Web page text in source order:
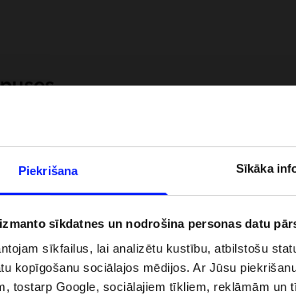
Piekrišana Sīkāka
sīkdatnes un nodrošina personas datu
sīkfailus, lai analizētu kustību, atbilstošu
kopīgošanu sociālajos mēdijos. Ar Jūsu
tostarp Google, sociālajiem tīkliem, reklāmām